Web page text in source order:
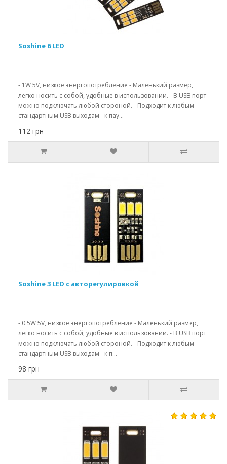
Soshine 6 LED
- 1W 5V, низкое энергопотребление - Маленький размер,
легко носить с собой, удобные в использовании. - В USB порт
можно подключать любой стороной. - Подходит к любым
стандартным USB выходам - к пау...
112 грн
Soshine 3 LED с авторегулировкой
- 0.5W 5V, низкое энергопотребление - Маленький размер,
легко носить с собой, удобные в использовании. - В USB порт
можно подключать любой стороной. - Подходит к любым
стандартным USB выходам - к п...
98 грн